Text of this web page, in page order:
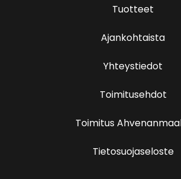
Tuotteet
Ajankohtaista
Yhteystiedot
Toimitusehdot
Toimitus
Tietosuojaseloste